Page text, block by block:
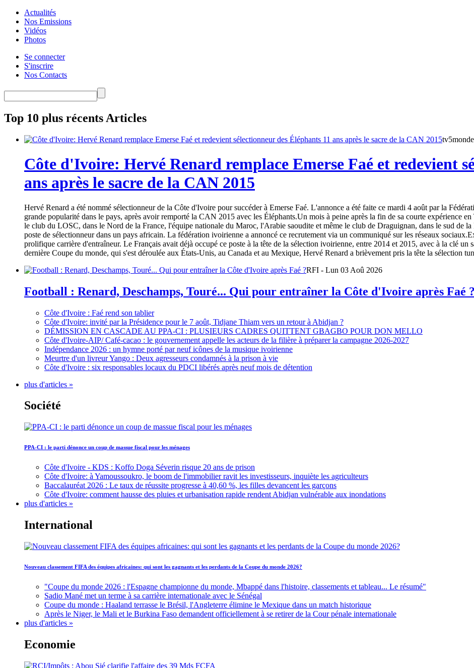
Actualités
Nos Emissions
Vidéos
Photos
Se connecter
S'inscrire
Nos Contacts
Top 10 plus récents Articles
Côte d'Ivoire: Hervé Renard remplace Emerse Faé et redevient
ans après le sacre de la CAN 2015
Hervé Renard a été nommé sélectionneur de la Côte d'Ivoire pour succéder à Emerse Faé. L'annonce a été faite ce mardi 4 août par la
grande popularité dans le pays, après avoir remporté la CAN 2015 avec les Éléphants.Un mois à peine après la fin de sa courte expérience
le club du LOSC, dans le Nord de la France, l'équipe nationale du Maroc, l'Arabie saoudite et même le club de Draguignan, dans le sud de
poste de sélectionneur dans un pays africain. La fédération ivoirienne a annoncé ce recrutement via un communiqué sur les réseaux
prolifique carrière d'entraîneur. Le Français avait déjà occupé ce poste à la tête de la sélection ivoirienne, entre 2014 et 2015, avec à la clé
dernière Coupe du monde, qui s'est déroulée aux États-Unis, au Canada et au Mexique, Hervé Renard a brièvement pris la tête la sélection
RFI - Lun 03 Aoû 2026
Football : Renard, Deschamps, Touré... Qui pour entraîner la Côte d'Ivoire après Faé ?
Côte d'Ivoire : Faé rend son tablier
Côte d'Ivoire: invité par la Présidence pour le 7 août, Tidjane Thiam vers un retour à Abidjan ?
DÉMISSION EN CASCADE AU PPA-CI : PLUSIEURS CADRES QUITTENT GBAGBO POUR DON MELLO
Côte d'Ivoire-AIP/ Café-cacao : le gouvernement appelle les acteurs de la filière à préparer la campagne 2026-2027
Indépendance 2026 : un hymne porté par neuf icônes de la musique ivoirienne
Meurtre d'un livreur Yango : Deux agresseurs condamnés à la prison à vie
Côte d'Ivoire : six responsables locaux du PDCI libérés après neuf mois de détention
plus d'articles »
Société
PPA-CI : le parti dénonce un coup de massue fiscal pour les ménages
Côte d'Ivoire - KDS : Koffo Doga Séverin risque 20 ans de prison
Côte d'Ivoire: à Yamoussoukro, le boom de l'immobilier ravit les investisseurs, inquiète les agriculteurs
Baccalauréat 2026 : Le taux de réussite progresse à 40,60 %, les filles devancent les garçons
Côte d'Ivoire: comment hausse des pluies et urbanisation rapide rendent Abidjan vulnérable aux inondations
plus d'articles »
International
Nouveau classement FIFA des équipes africaines: qui sont les gagnants et les perdants de la Coupe du monde 2026?
"Coupe du monde 2026 : l'Espagne championne du monde, Mbappé dans l'histoire, classements et tableau... Le résumé"
Sadio Mané met un terme à sa carrière internationale avec le Sénégal
Coupe du monde : Haaland terrasse le Brésil, l'Angleterre élimine le Mexique dans un match historique
Après le Niger, le Mali et le Burkina Faso demandent officiellement à se retirer de la Cour pénale internationale
plus d'articles »
Economie